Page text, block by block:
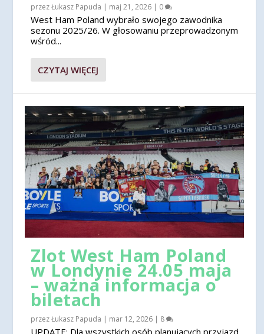
przezŁukasz Papuda | maj 21, 2026 | 0
West Ham Poland wybrało swojego zawodnika
sezonu 2025/26. W głosowaniu przeprowadzonym
wśród...
CZYTAJ WIĘCEJ
Zlot West Ham Poland
w Londynie 24.05 maja
– ważna informacja o
biletach
przezŁukasz Papuda | mar 12, 2026 | 8
UPDATE: Dla wszystkich osób planujących przyjazd